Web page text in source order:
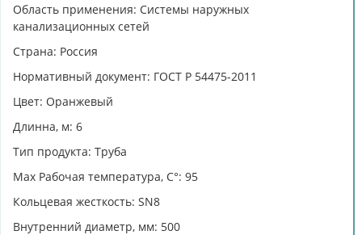
Область применения: Системы наружных
канализационных сетей
Страна: Россия
Нормативный документ: ГОСТ Р 54475-2011
Цвет: Оранжевый
Длинна, м: 6
Тип продукта: Труба
Max Рабочая температура, C°: 95
Кольцевая жесткость: SN8
Внутренний диаметр, мм: 500